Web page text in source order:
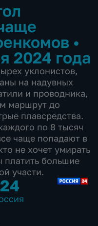
•
2024 года
уклонистов,
на надувных
и проводника,
маршрут до
плавсредства.
по 8 тысяч
чаще попадают в
не хочет умирать
платить большие
участи.